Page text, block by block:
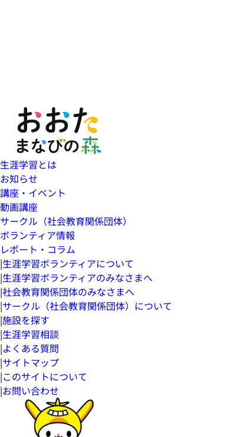
生涯学習とは
お知らせ
講座・イベント
動画講座
サークル（社会教育関係団体）
ボランティア情報
レポート・コラム
|生涯学習ボランティアについて
|生涯学習ボランティアのみなさまへ
|社会教育関係団体のみなさまへ
|サークル（社会教育関係団体）について
|施設を探す
|生涯学習相談
|よくある質問
|サイトマップ
|このサイトについて
|お問い合わせ